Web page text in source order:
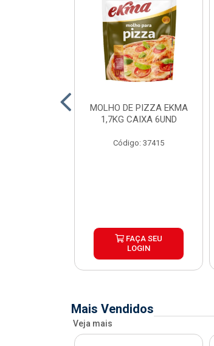
MOLHO DE PIZZA EKMA
1,7KG CAIXA 6UND
Código: 37415
FAÇA SEU
LOGIN
Mais Vendidos
Veja mais